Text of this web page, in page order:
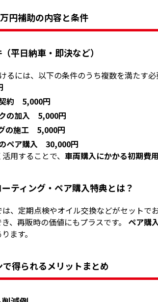
円補助の内容と条件
平日納車・即決など）
るには、以下の条件のうち複数を満たす必
約 5,000円
の加入 5,000円
の施工 5,000円
ペア購入 30,000円
用することで、 車両購入にかかる初期費
ティング・ペア購入特典とは？
は、定期点検やオイル交換などがセットで
、再販時の価値にもプラスです。 ペア購
ます。
得られるメリットまとめ